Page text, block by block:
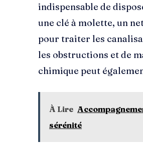
indispensable de
une clé à molette, un
pour traiter les
les obstructions et de
chimique peut
À Lire
sérénité